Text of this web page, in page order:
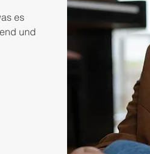
es
und